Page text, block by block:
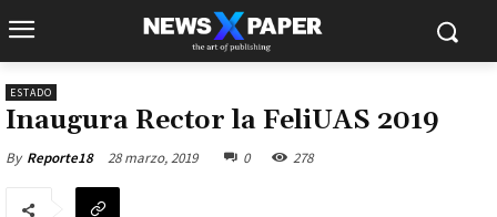
ESTADO
Inaugura Rector la FeliUAS 2019
By Reporte18 28 marzo, 2019 0 278